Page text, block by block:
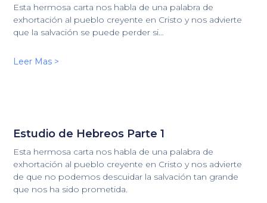
Esta hermosa carta nos habla de una palabra de
exhortación al pueblo creyente en Cristo y nos advierte
que la salvación se puede perder si…
Leer Mas >
Estudio de Hebreos Parte 1
Esta hermosa carta nos habla de una palabra de
exhortación al pueblo creyente en Cristo y nos advierte
de que no podemos descuidar la salvación tan grande
que nos ha sido prometida.